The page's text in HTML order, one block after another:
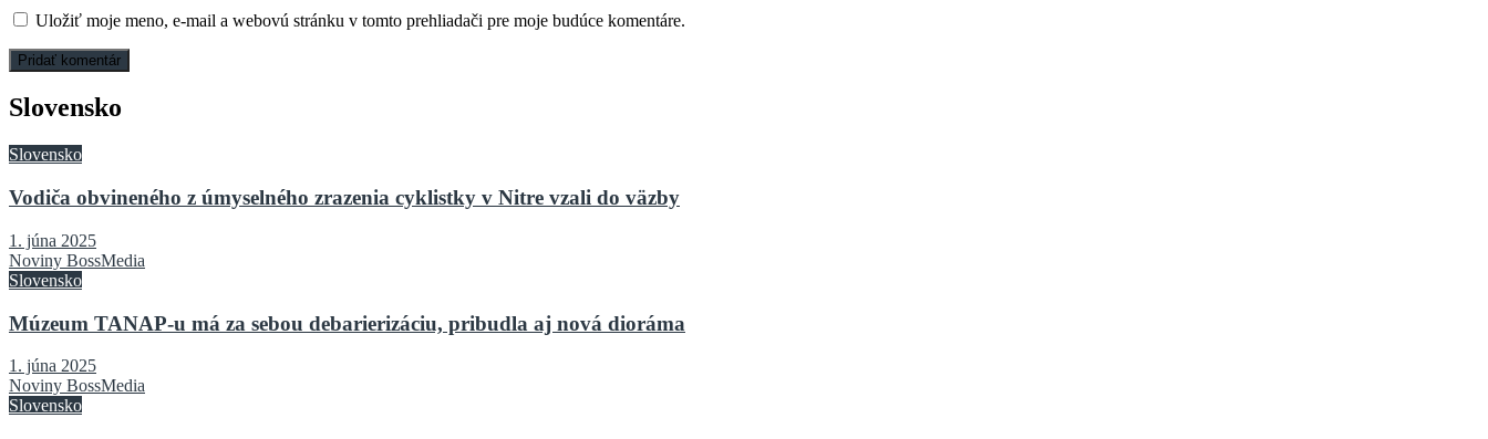
Uložiť moje meno, e-mail a webovú stránku v tomto prehliadači pre moje budúce komentáre.
Slovensko
Slovensko
Vodiča obvineného z úmyselného zrazenia cyklistky v Nitre vzali do väzby
1. júna 2025
Noviny BossMedia
Slovensko
Múzeum TANAP-u má za sebou debarierizáciu, pribudla aj nová dioráma
1. júna 2025
Noviny BossMedia
Slovensko